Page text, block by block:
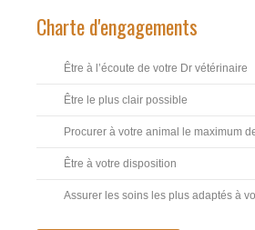
Charte d'engagements
Être à l’écoute de votre Dr vétérinaire
Être le plus clair possible
Procurer à votre animal le maximum
Être à votre disposition
Assurer les soins les plus adaptés à